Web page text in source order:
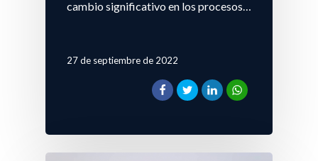
cambio significativo en los procesos…
27 de septiembre de 2022